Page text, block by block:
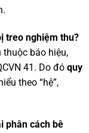
treo nghiệm thu?
báo hiệu,
41. Do đó quy
theo “hệ”,
phân cách bê